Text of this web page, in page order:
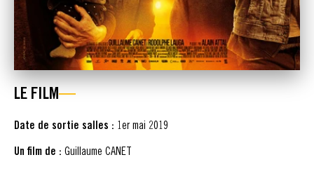
LE FILM
Date de sortie salles : 1er mai 2019
Un film de : Guillaume CANET